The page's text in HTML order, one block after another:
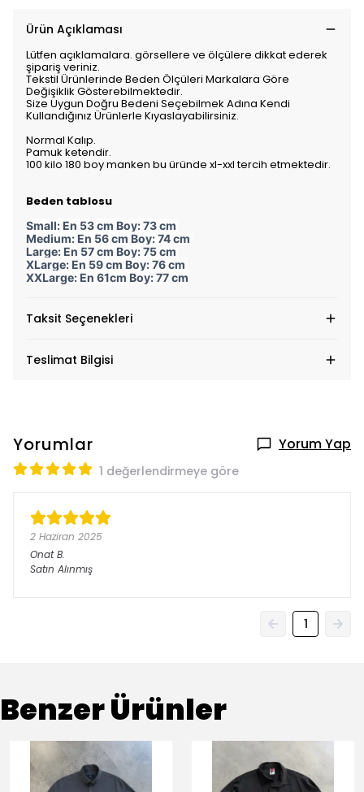
Ürün Açıklaması
Lütfen açıklamalara. görsellere ve ölçülere dikkat ederek
şipariş veriniz.
Tekstil Ürünlerinde Beden Ölçüleri Markalara Göre
Değişiklik Gösterebilmektedir.
Size Uygun Doğru Bedeni Seçebilmek Adına Kendi
Kullandığınız Ürünlerle Kıyaslayabilirsiniz.
Normal Kalıp.
Pamuk ketendir.
100 kilo 180 boy manken bu üründe xl-xxl tercih etmektedir.
Beden tablosu
Small: En 53 cm Boy: 73 cm
Medium: En 56 cm Boy: 74 cm
Large: En 57 cm Boy: 75 cm
XLarge: En 59 cm Boy: 76 cm
XXLarge: En 61cm Boy: 77 cm
Taksit Seçenekleri
Teslimat Bilgisi
Yorumlar Yorum Yap
1 değerlendirmeye göre
2 Haziran 2025
Onat B.
Satın Alınmış
1
Benzer Ürünler